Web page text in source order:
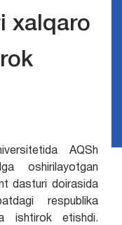
xalqaro
AQSh
oshirilayotgan
dasturi doirasida
respublika
ishtirok etishdi.